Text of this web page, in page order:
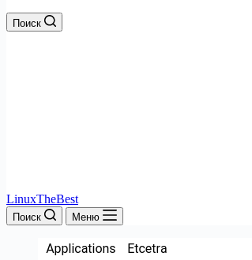
Поиск
LinuxTheBest
Поиск Меню